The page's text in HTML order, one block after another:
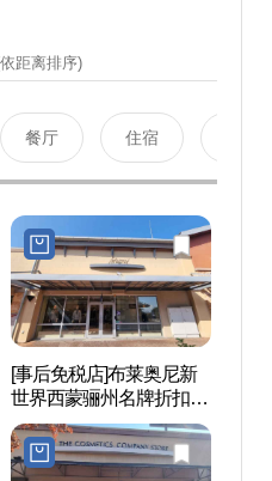
距离排序)
餐厅 住宿
[事后免税店]布莱奥尼新
世界西蒙骊州名牌折扣购
物中心(브리오니 신세계
사이먼프리미엄아울렛
여주점)